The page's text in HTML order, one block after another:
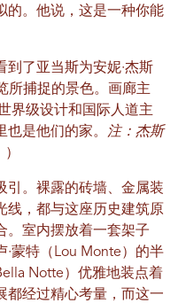
的。他说，这是一种你能
了亚当斯为安妮·杰斯
所捕捉的景色。画廊主
界级设计和国际人道主
是他们的家。 注：杰斯
）
引。裸露的砖墙、金属装
线，都与这座历史建筑原
。室内摆放着一套架子
蒙特（Lou Monte）的半
Notte）优雅地装点着
都经过精心考量，而这一